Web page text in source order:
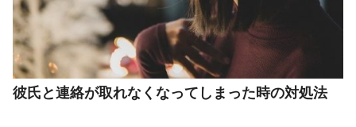
彼氏と連絡が取れなくなってしまった時の対処法